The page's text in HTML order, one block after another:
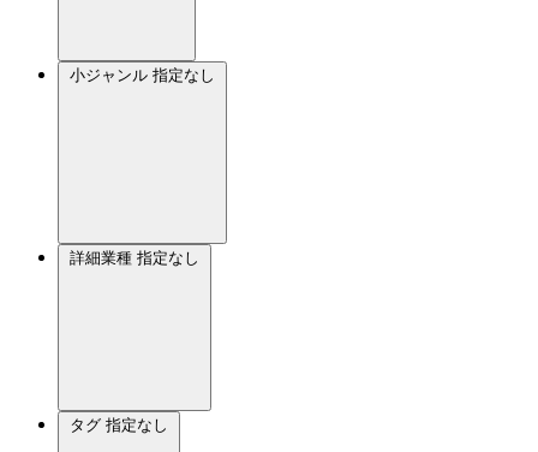
小ジャンル 指定なし
詳細業種 指定なし
タグ 指定なし